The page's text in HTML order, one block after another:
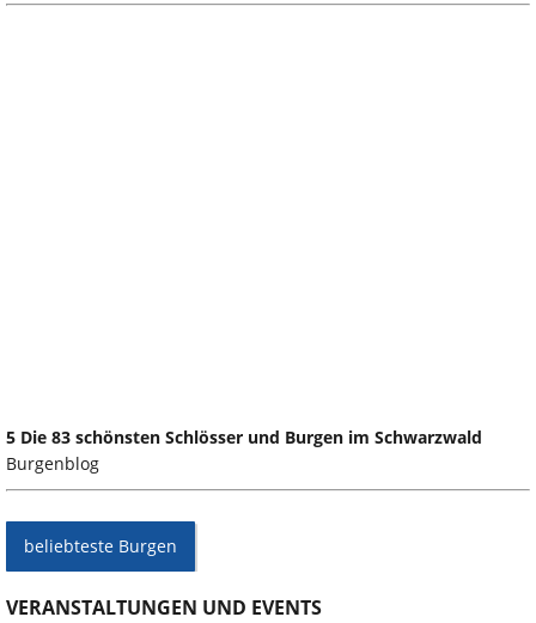
5 Die 83 schönsten Schlösser und Burgen im Schwarzwald
Burgenblog
beliebteste Burgen
VERANSTALTUNGEN UND EVENTS